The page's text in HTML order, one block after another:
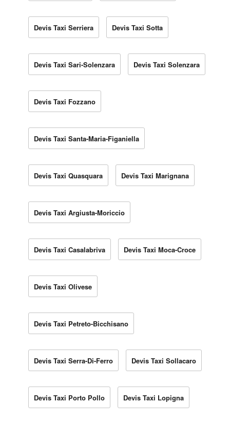
Devis Taxi Serriera Devis Taxi Sotta
Devis Taxi Sari-Solenzara Devis Taxi Solenzara
Devis Taxi Fozzano
Devis Taxi Santa-Maria-Figaniella
Devis Taxi Quasquara Devis Taxi Marignana
Devis Taxi Argiusta-Moriccio
Devis Taxi Casalabriva Devis Taxi Moca-Croce
Devis Taxi Olivese
Devis Taxi Petreto-Bicchisano
Devis Taxi Serra-Di-Ferro Devis Taxi Sollacaro
Devis Taxi Porto Pollo Devis Taxi Lopigna